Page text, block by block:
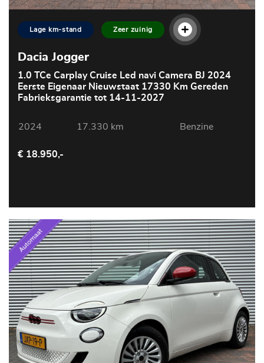
Lage km-stand Zeer zuinig
Dacia Jogger
1.0 TCe Carplay Cruise Led navi Camera BJ 2024
Eerste Eigenaar Nieuwstaat 17330 Km Gereden
Fabrieksgarantie tot 14-11-2027
2024 17.330 km Benzine
€ 18.950,-